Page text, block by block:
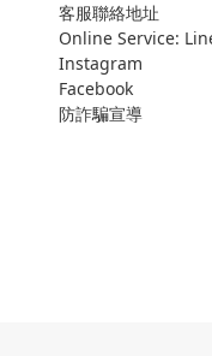
客服聯絡地址
Online Service:
Instagram
Facebook
防詐騙宣導